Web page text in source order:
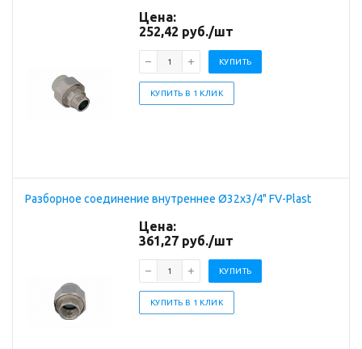
Цена:
252,42 руб./шт
КУПИТЬ
КУПИТЬ В 1 КЛИК
Разборное соединение внутреннее Ø32х3/4" FV-Plast
Цена:
361,27 руб./шт
КУПИТЬ
КУПИТЬ В 1 КЛИК